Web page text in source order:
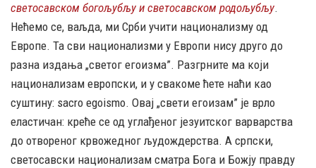
светосавском богољубљу и светосавском родољубљу.
Нећемо се, ваљда, ми Срби учити национализму од
Европе. Та сви национализми у Европи нису друго до
разна издања „светог егоизма”. Разгрните ма који
национализам европски, и у свакоме ћете наћи као
суштину: sacro egoismo. Овај „свети егоизам” је врло
еластичан: креће се од углађеног језуитског варварства
до отвореног крвожедног људождерства. А српски,
светосавски национализам сматра Бога и Божју правду